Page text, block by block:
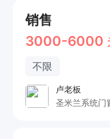
销售
3000-6000
不限
卢老板
圣米兰系统门